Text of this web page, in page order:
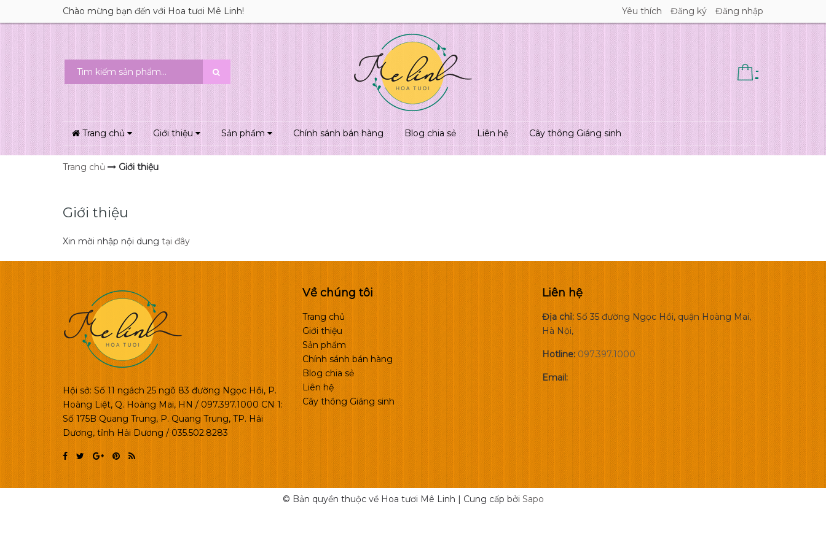
Chào mừng bạn đến với Hoa tươi Mê Linh! Yêu thích Đăng ký Đăng nhập
-
Trang chủ Giới thiệu Sản phẩm Chính sánh bán hàng Blog chia sẻ Liên hệ Cây thông Giáng sinh
Trang chủ Giới thiệu
Giới thiệu
Xin mời nhập nội dung tại đây
Hội sở: Số 11 ngách 25 ngõ 83 đường Ngọc Hồi, P.
Hoàng Liệt, Q. Hoàng Mai, HN / 097.397.1000 CN 1:
Số 175B Quang Trung, P. Quang Trung, TP. Hải
Dương, tỉnh Hải Dương / 035.502.8283
Về chúng tôi
Trang chủ
Giới thiệu
Sản phẩm
Chính sánh bán hàng
Blog chia sẻ
Liên hệ
Cây thông Giáng sinh
Liên hệ
Địa chỉ:Số 35 đường Ngọc Hồi, quận Hoàng Mai,
Hà Nội,
Hotline:097.397.1000
Email:
© Bản quyền thuộc về Hoa tươi Mê Linh | Cung cấp bởi Sapo